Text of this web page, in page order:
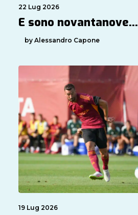
22 Lug 2026
E sono novantanove…
by Alessandro Capone
19 Lug 2026